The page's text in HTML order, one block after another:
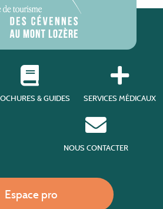
& GUIDES SERVICES MÉDICAUX
NOUS CONTACTER
Espace pro